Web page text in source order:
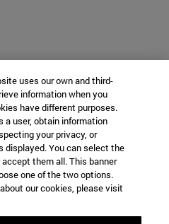
uses our own and third-
information when you
have different purposes.
a user, obtain information
your privacy, or
displayed. You can select the
them all. This banner
one of the two options.
our cookies, please visit